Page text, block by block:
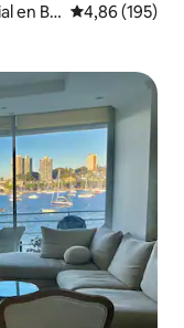
en Be Calificación
4,86 (195)